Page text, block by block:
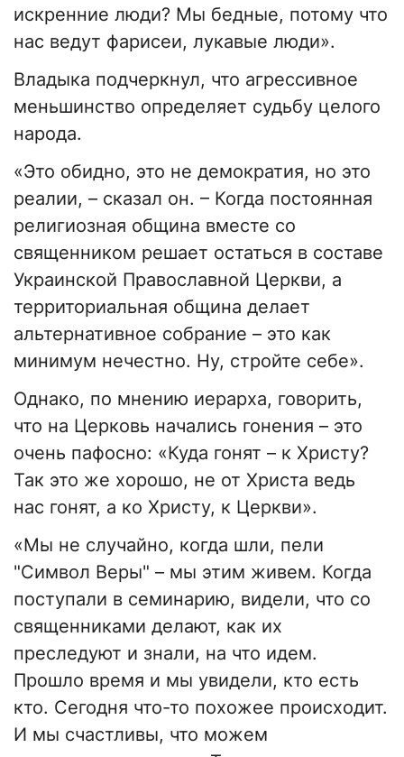
искренние люди? Мы бедные, потому что
нас ведут фарисеи, лукавые люди».
Владыка подчеркнул, что агрессивное
меньшинство определяет судьбу целого
народа.
«Это обидно, это не демократия, но это
реалии, – сказал он. – Когда постоянная
религиозная община вместе со
священником решает остаться в составе
Украинской Православной Церкви, а
территориальная община делает
альтернативное собрание – это как
минимум нечестно. Ну, стройте себе».
Однако, по мнению иерарха, говорить,
что на Церковь начались гонения – это
очень пафосно: «Куда гонят – к Христу?
Так это же хорошо, не от Христа ведь
нас гонят, а ко Христу, к Церкви».
«Мы не случайно, когда шли, пели
"Символ Веры" – мы этим живем. Когда
поступали в семинарию, видели, что со
священниками делают, как их
преследуют и знали, на что идем.
Прошло время и мы увидели, кто есть
кто. Сегодня что-то похожее происходит.
И мы счастливы, что можем